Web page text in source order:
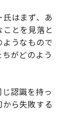
はまず、あ
とを見落と
うなもので
がどのよう
認識を持っ
ら失敗する